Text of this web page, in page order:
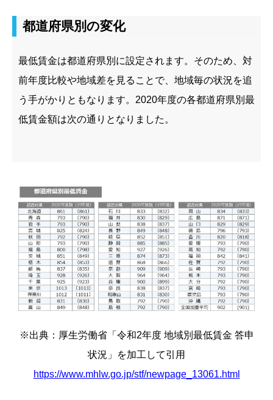
都道府県別の変化
最低賃金は都道府県別に設定されます。そのため、対
前年度比較や地域差を見ることで、地域毎の状況を追
う手がかりともなります。 2020年度の各都道府県別最
低賃金額は次の通りとなりました。
※出典：厚生労働省「令和2年度 地域別最低賃金 答申
状況」を加工して引用
https://www.mhlw.go.jp/stf/newpage_13061.html